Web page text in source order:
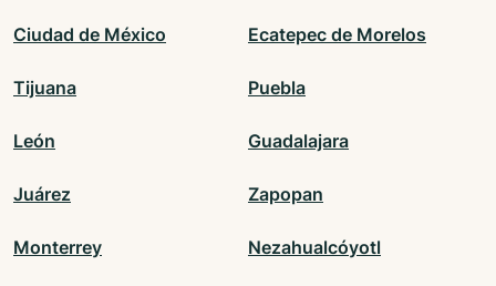
Ciudad de México Ecatepec de Morelos
Tijuana Puebla
León Guadalajara
Juárez Zapopan
Monterrey Nezahualcóyotl